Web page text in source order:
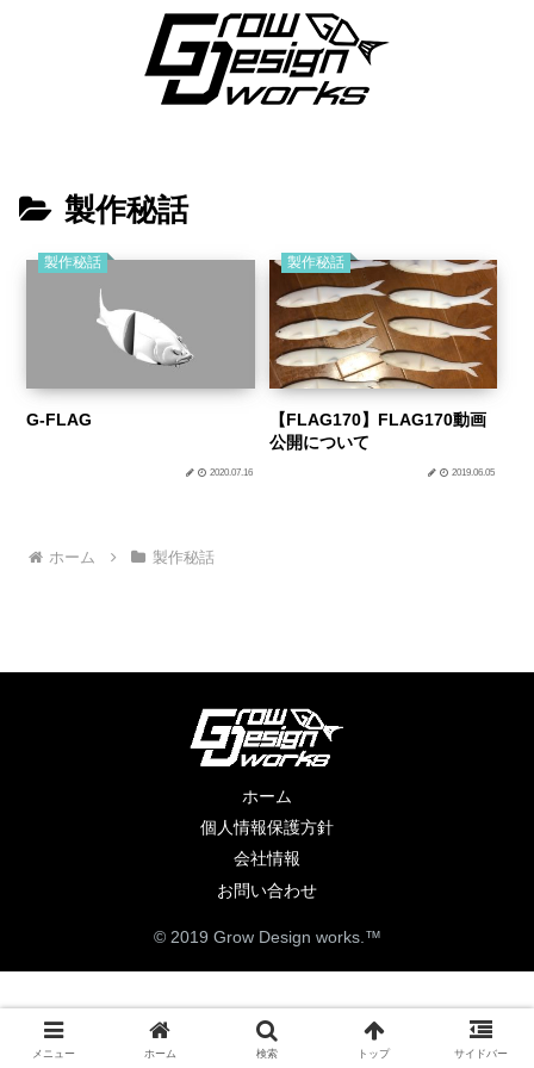
製作秘話
製作秘話
G-FLAG
2020.07.16
製作秘話
【FLAG170】FLAG170動画
公開について
2019.06.05
ホーム 製作秘話
ホーム
個人情報保護方針
会社情報
お問い合わせ
© 2019 Grow Design works.™
メニュー ホーム 検索 トップ サイドバー